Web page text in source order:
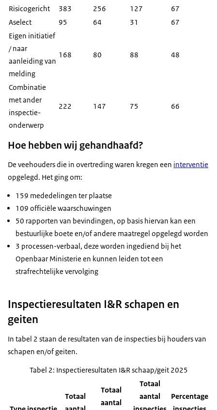
Risicogericht 383 256 127
67
Aselect
95 64 31
67
Eigen initiatief
/ naar
aanleiding van
melding
168 80 88 48
Combinatie
met ander
inspectie-
onderwerp
222 147 75 66
Hoe hebben wij gehandhaafd?
De veehouders die in overtreding waren kregen een interventie
opgelegd. Het ging om:
159 mededelingen ter plaatse
109 officiële waarschuwingen
50 rapporten van bevindingen, op basis hiervan kan een
bestuurlijke boete en/of andere maatregel opgelegd worden
3 processen-verbaal, deze worden ingediend bij het
Openbaar Ministerie en kunnen leiden tot een
strafrechtelijke vervolging
Inspectieresultaten I&R schapen en
geiten
In tabel 2 staan de resultaten van de inspecties bij houders van
schapen en/of geiten.
Tabel 2: Inspectieresultaten I&R schaap/geit 2025
Totaal
Totaal
aantal
Totaal
aantal
Percentage